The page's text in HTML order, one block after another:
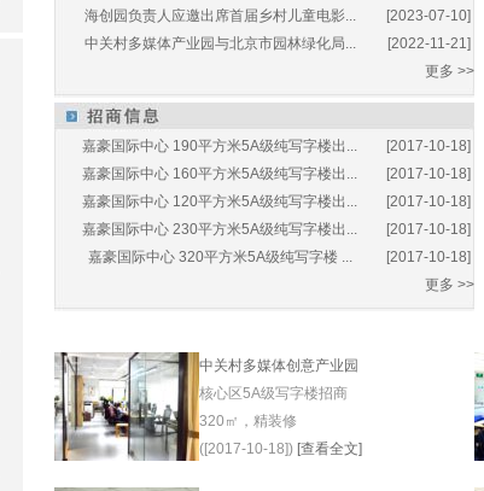
[2023-07-10]
海创园负责人应邀出席首届乡村儿童电影...
[2022-11-21]
中关村多媒体产业园与北京市园林绿化局...
更多 >>
[2017-10-18]
嘉豪国际中心 190平方米5A级纯写字楼出...
[2017-10-18]
嘉豪国际中心 160平方米5A级纯写字楼出...
[2017-10-18]
嘉豪国际中心 120平方米5A级纯写字楼出...
[2017-10-18]
嘉豪国际中心 230平方米5A级纯写字楼出...
[2017-10-18]
嘉豪国际中心 320平方米5A级纯写字楼 ...
更多 >>
中关村多媒体创意产业园
核心区5A级写字楼招商
320㎡，精装修
([2017-10-18]) [查看全文]